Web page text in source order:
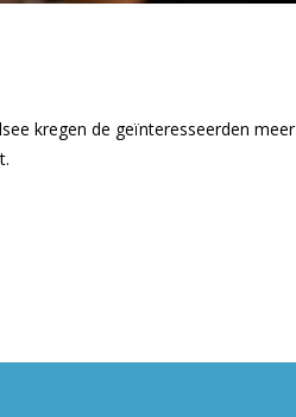
kregen de geïnteresseerden meer